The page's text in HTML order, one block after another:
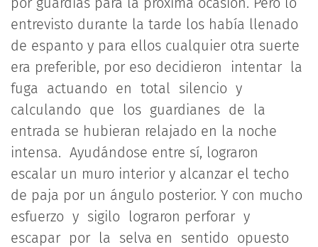
entrevisto durante la tarde los había llenado
de espanto y para ellos cualquier otra suerte
era preferible, por eso decidieron intentar la
fuga actuando en total silencio y
calculando que los guardianes de la
entrada se hubieran relajado en la noche
intensa. Ayudándose entre sí, lograron
escalar un muro interior y alcanzar el techo
de paja por un ángulo posterior. Y con mucho
esfuerzo y sigilo lograron perforar y
escapar por la selva en sentido opuesto